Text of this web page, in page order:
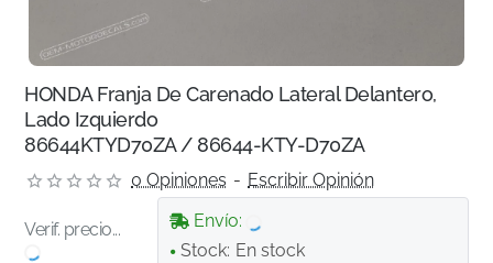
HONDA Franja De Carenado Lateral Delantero,
Lado Izquierdo
86644KTYD70ZA / 86644-KTY-D70ZA
0 Opiniones - Escribir Opinión
Verif. precio...
Envío:
Stock: En stock